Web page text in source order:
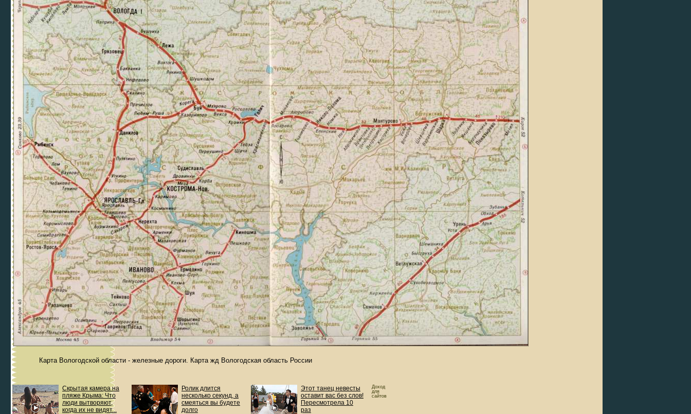
Карта Вологодской области - железные дороги. Карта жд Вологодская область России
Доход
для
сайтов
Скрытая камера на
пляже Крыма: Что
люди вытворяют,
когда их не видят...
Ролик длится
несколько секунд, а
смеяться вы будете
долго
Этот танец невесты
оставит вас без слов!
Пересмотрела 10
раз